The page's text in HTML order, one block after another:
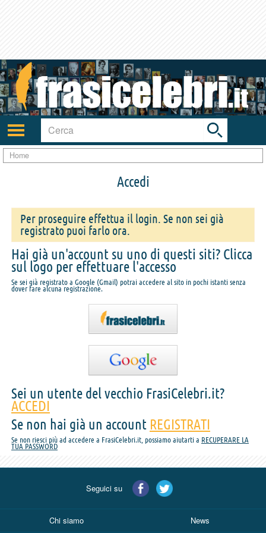
Attiva/disattiva
navigazione
Toggle
search
bar
Home
Accedi
Per proseguire effettua il login. Se non sei già
registrato puoi farlo ora.
Hai già un'account su uno di questi siti? Clicca
sul logo per effettuare l'accesso
Se sei già registrato a Google (Gmail) potrai accedere al sito in pochi istanti senza
dover fare alcuna registrazione.
Sei un utente del vecchio FrasiCelebri.it?
ACCEDI
Se non hai già un account REGISTRATI
Se non riesci più ad accedere a FrasiCelebri.it, possiamo aiutarti a RECUPERARE LA
TUA PASSWORD
Seguici su
Chi siamo News